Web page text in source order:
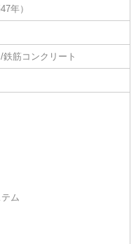
年）
筋コンクリート
ム